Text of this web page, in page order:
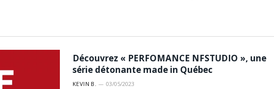
Découvrez « PERFOMANCE NFSTUDIO », une
série détonante made in Québec
KEVIN B. 03/05/2023